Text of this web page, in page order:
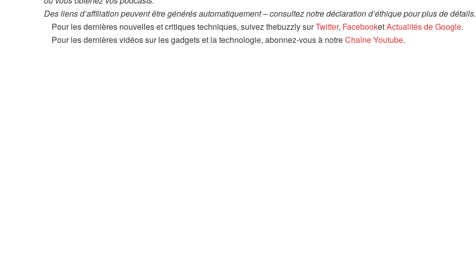
Des liens d’affiliation peuvent être générés automatiquement – consultez notre déclaration d’éthique pour plus de détails.
Pour les dernières nouvelles et critiques techniques, suivez thebuzzly surTwitter, FacebooketActualités de Google.
Pour les dernières vidéos sur les gadgets et la technologie, abonnez-vous à notreChaîne Youtube.